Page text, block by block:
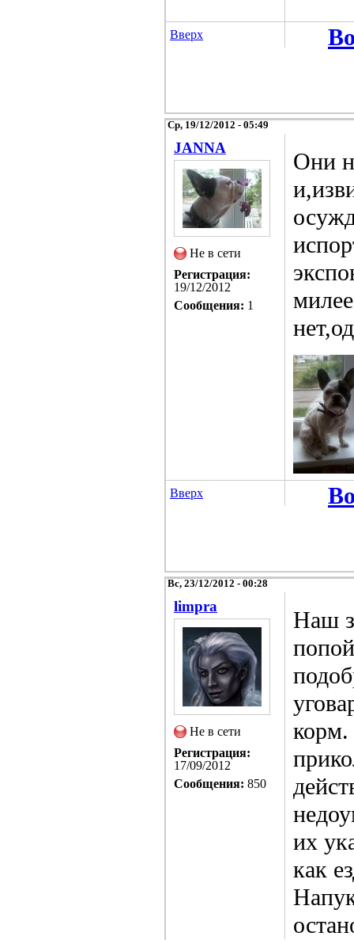
Вверх
Ср, 19/12/2012 - 05:49
JANNA
Не в сети
Регистрация:
19/12/2012
Сообщения: 1
Они
Вверх
Вс, 23/12/2012 - 00:28
limpra
Не в сети
Регистрация:
17/09/2012
Сообщения: 850
Наш
корм.
их
как